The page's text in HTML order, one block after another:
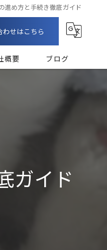
進め方と手続き徹底ガイド
わせはこちら
概要 ブログ
ガイド